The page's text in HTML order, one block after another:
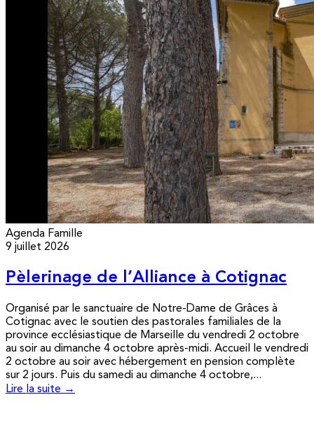
Agenda Famille
9 juillet 2026
Pèlerinage de l’Alliance à Cotignac
Organisé par le sanctuaire de Notre-Dame de Grâces à
Cotignac avec le soutien des pastorales familiales de la
province ecclésiastique de Marseille du vendredi 2 octobre
au soir au dimanche 4 octobre après-midi. Accueil le vendredi
2 octobre au soir avec hébergement en pension complète
sur 2 jours. Puis du samedi au dimanche 4 octobre,...
Lire la suite →